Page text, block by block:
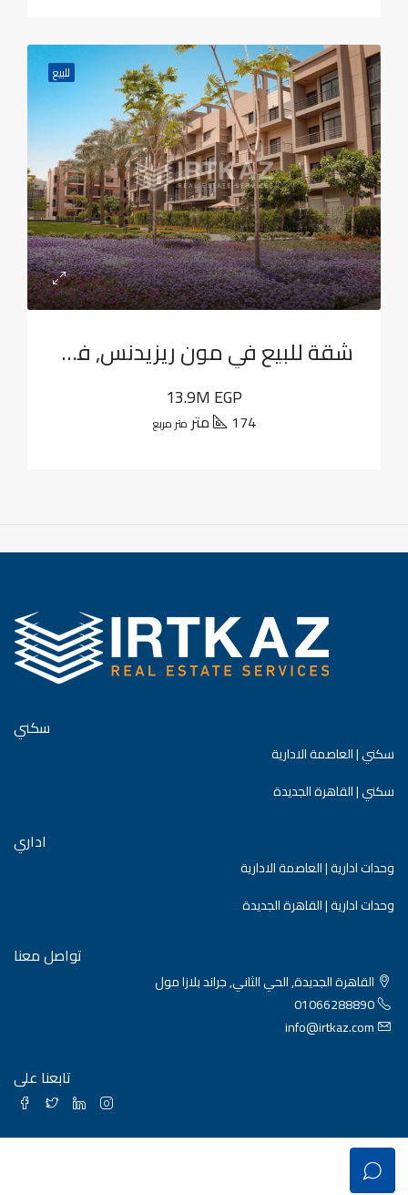
للبيع
شقة للبيع في مون ريزيدنس, فيفث سكوير
13.9M EGP
174 متر متر مربع
سكني
سكني | العاصمة الادارية
سكني | القاهرة الجديدة
اداري
وحدات ادارية | العاصمة الادارية
وحدات ادارية | القاهرة الجديدة
تواصل معنا
القاهرة الجديدة, الحي الثاني, جراند بلازا مول
01066288890
info@irtkaz.com
تابعنا على